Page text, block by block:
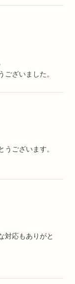
ざいました。
ございます。
対応もありがと